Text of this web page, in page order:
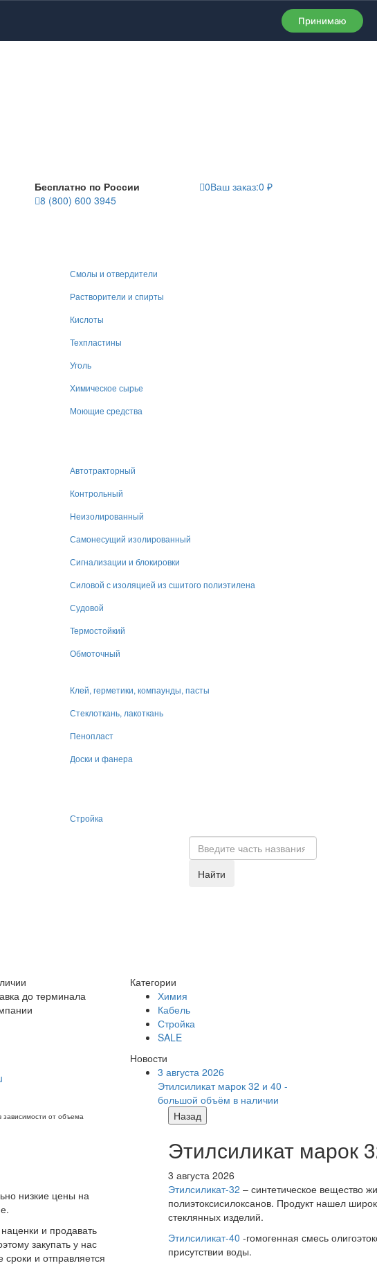
Принимаю
Бесплатно по России
8 (800) 600 3945
0Ваш заказ:0 ₽
Смолы и отвердители
Растворители и спирты
Кислоты
Техпластины
Уголь
Химическое сырье
Моющие средства
Автотракторный
Контрольный
Неизолированный
Самонесущий изолированный
Сигнализации и блокировки
Силовой с изоляцией из сшитого полиэтилена
Судовой
Термостойкий
Обмоточный
Клей, герметики, компаунды, пасты
Стеклоткань, лакоткань
Пенопласт
Доски и фанера
Стройка
Найти
до терминала
от объема
низкие цены на
и продавать
закупать у нас
и отправляется
Категории
Химия
Кабель
Стройка
SALE
Новости
3 августа 2026
Этилсиликат марок 32 и 40 -
большой объём в наличии
Назад
Этилсиликат марок
3 августа 2026
Этилсиликат-32 – синтетическое вещество
полиэтоксисилоксанов. Продукт нашел
стеклянных изделий.
Этилсиликат-40 -гомогенная смесь
присутствии воды.